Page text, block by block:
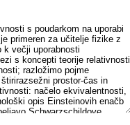
s poudarkom na uporabi
primeren za učitelje fizike z
k večji uporabnosti
s koncepti teorije relativnosti
razložimo pojme
prostor-čas in
načelo ekvivalentnosti,
opis Einsteinovih enačb
Schwarzschildove